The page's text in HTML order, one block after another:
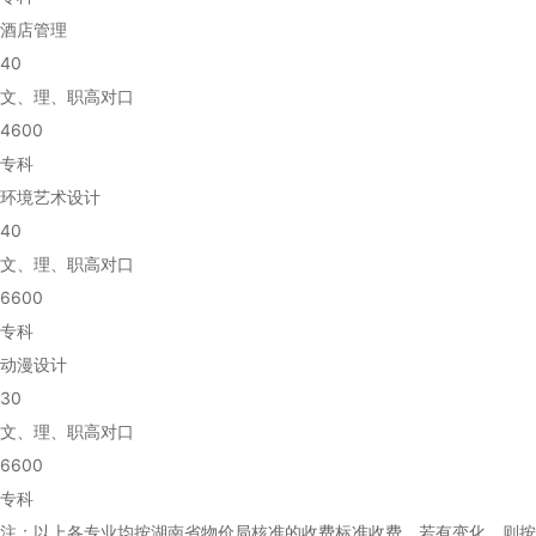
酒店管理
40
文、理、职高对口
4600
专科
环境艺术设计
40
文、理、职高对口
6600
专科
动漫设计
30
文、理、职高对口
6600
专科
注：以上各专业均按湖南省物价局核准的收费标准收费，若有变化，则按